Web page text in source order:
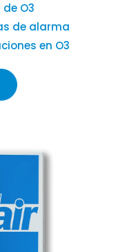
O3
de alarma
en O3